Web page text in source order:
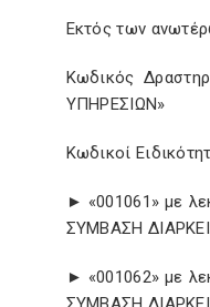
Εκτός των
Κωδικός
ΥΠΗΡΕΣΙΩΝ»
Κωδικοί
► «001061» με
ΣΥΜΒΑΣΗ
► «001062» με